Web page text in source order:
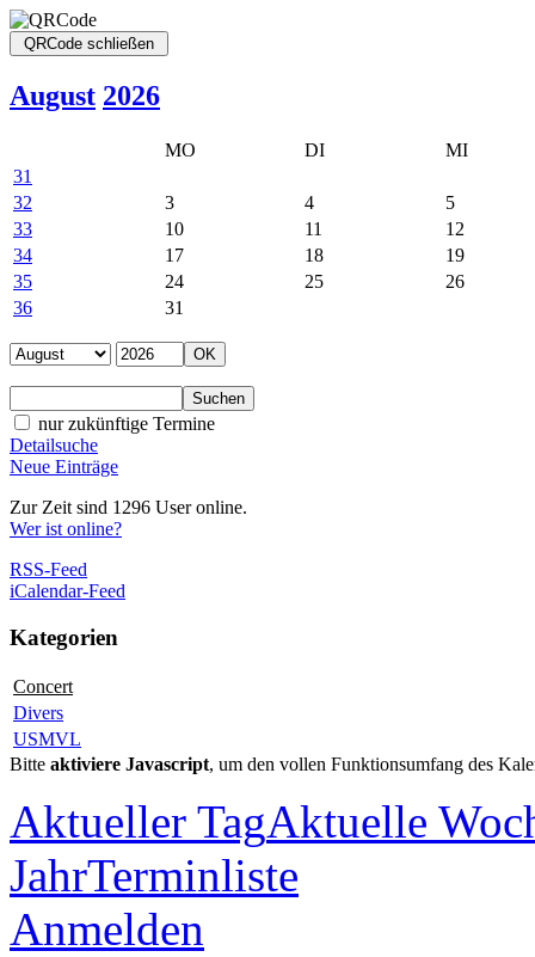
August 2026
MO DI
MI
31
32
3 4
5
33
10 11
12
34
17 18
19
35
24 25
26
36
31
nur zukünftige Termine
Detailsuche
Neue Einträge
Zur Zeit sind 1296 User online.
Wer ist online?
RSS-Feed
iCalendar-Feed
Kategorien
Concert
Divers
USMVL
Bitte aktiviere Javascript, um den vollen Funktionsumfang des
Aktueller TagAktuelle
JahrTerminliste
Anmelden